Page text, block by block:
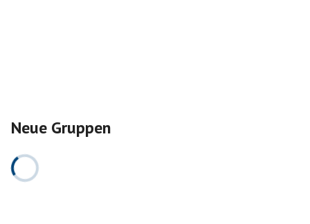
Neue Gruppen